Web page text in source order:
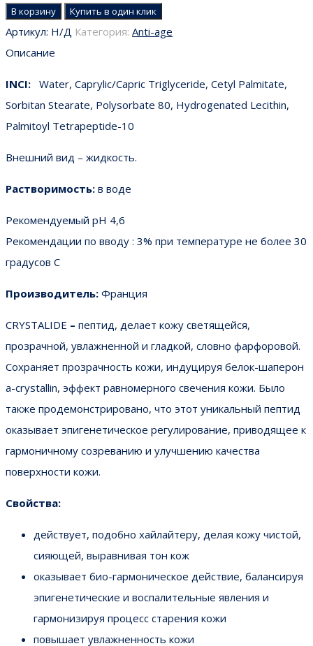
В корзину Купить в один клик
Артикул: Н/Д Категория: Anti-age
Описание
INCI: Water, Caprylic/Capric Triglyceride, Cetyl Palmitate,
Sorbitan Stearate, Polysorbate 80, Hydrogenated Lecithin,
Palmitoyl Tetrapeptide-10
Внешний вид – жидкость.
Растворимость: в воде
Рекомендуемый pH 4,6
Рекомендации по вводу : 3% при температуре не более 30
градусов С
Производитель: Франция
CRYSTALIDE – пептид, делает кожу светящейся,
прозрачной, увлажненной и гладкой, словно фарфоровой.
Cохраняет прозрачность кожи, индуцируя белок-шаперон
a-crystallin, эффект равномерного свечения кожи. Было
также продемонстрировано, что этот уникальный пептид
оказывает эпигенетическое регулирование, приводящее к
гармоничному созреванию и улучшению качества
поверхности кожи.
Свойства:
действует, подобно хайлайтеру, делая кожу чистой,
сияющей, выравнивая тон кож
оказывает био-гармоническое действие, балансируя
эпигенетические и воспалительные явления и
гармонизируя процесс старения кожи
повышает увлажненность кожи